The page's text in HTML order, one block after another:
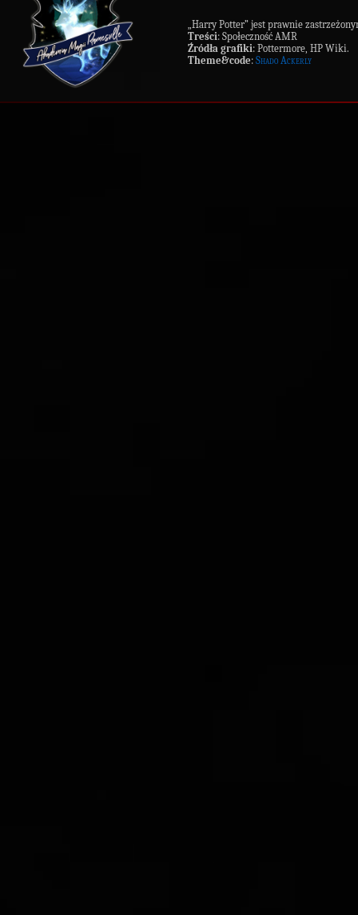
„Harry Potter” jest prawnie
Treści: Społeczność AMR
Źródła grafiki: Pottermore, HP Wiki.
Theme&code: Shado Ackerly